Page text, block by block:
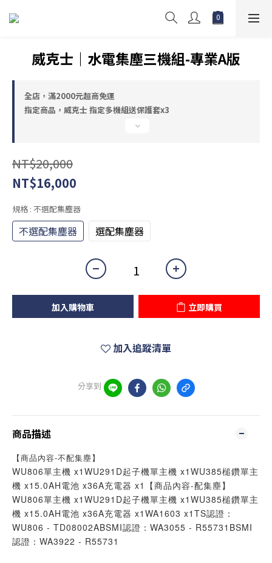
威克士｜水電集塵三機組-專業A版
全店，滿2000元超商免運
指定商品，威克士 指定多機組送保護套x3
NT$20,000
NT$16,000
規格 : 不選配集塵器
不選配集塵器 選配集塵器
加入購物車 立即購買
加入追蹤清單
分享到
商品描述
【商品內容-不配集塵】
WU806單主機 x1WU291D起子機單主機 x1WU385槌鑽單主
機 x15.0AH電池 x36A充電器 x1【商品內容-配集塵】
WU806單主機 x1WU291D起子機單主機 x1WU385槌鑽單主
機 x15.0AH電池 x36A充電器 x1WA1603 x1TS認證：
WU806 - TD08002ABSMI認證：WA3055 - R55731BSMI
認證：WA3922 - R55731